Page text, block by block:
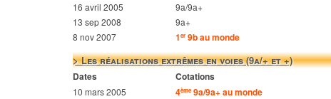
16 avril 2005 9a/9a+
13 sep 2008
9a+
8 nov 2007
1er 9b au monde
> Les réalisations extrêmes en voies (9a/+ et +)
Dates Cotations
10 mars 2005 4ème9a/9a+ au monde